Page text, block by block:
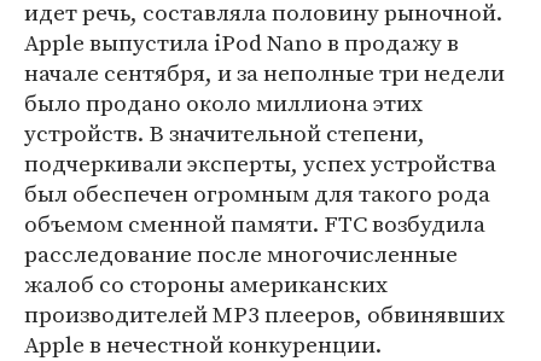
идет речь, составляла половину рыночной.
Apple выпустила iPod Nano в продажу в
начале сентября, и за неполные три недели
было продано около миллиона этих
устройств. В значительной степени,
подчеркивали эксперты, успех устройства
был обеспечен огромным для такого рода
объемом сменной памяти. FTC возбудила
расследование после многочисленные
жалоб со стороны американских
производителей MP3 плееров, обвинявших
Apple в нечестной конкуренции.